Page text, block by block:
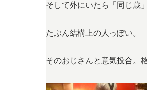
そして外にいたら「同じ歳
たぶん結構上の人っぽい。
そのおじさんと意気投合。